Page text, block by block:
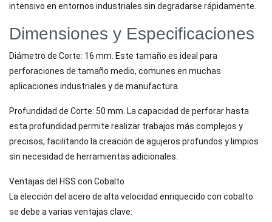
intensivo en entornos industriales sin degradarse rápidamente.
Dimensiones y Especificaciones
Diámetro de Corte: 16 mm. Este tamaño es ideal para
perforaciones de tamaño medio, comunes en muchas
aplicaciones industriales y de manufactura.
Profundidad de Corte: 50 mm. La capacidad de perforar hasta
esta profundidad permite realizar trabajos más complejos y
precisos, facilitando la creación de agujeros profundos y limpios
sin necesidad de herramientas adicionales.
Ventajas del HSS con Cobalto
La elección del acero de alta velocidad enriquecido con cobalto
se debe a varias ventajas clave: